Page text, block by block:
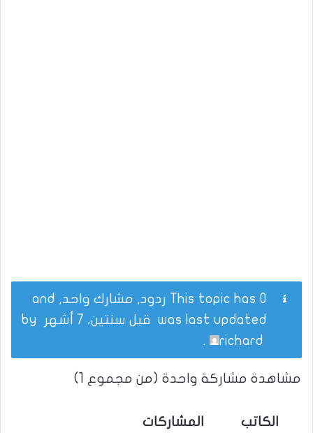
This topic has 0 ردود, مشارك واحد, and
was last updated قبل سنتين، 7 أشهر
richard
.
مشاهدة مشاركة واحدة (من مجموع 1)
الكاتب المشاركات